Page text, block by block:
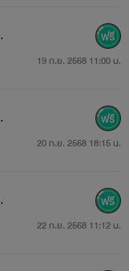
19 ก.ย. 2568 11:00 น.
20 ก.ย. 2568 18:15 น.
22 ก.ย. 2568 11:12 น.